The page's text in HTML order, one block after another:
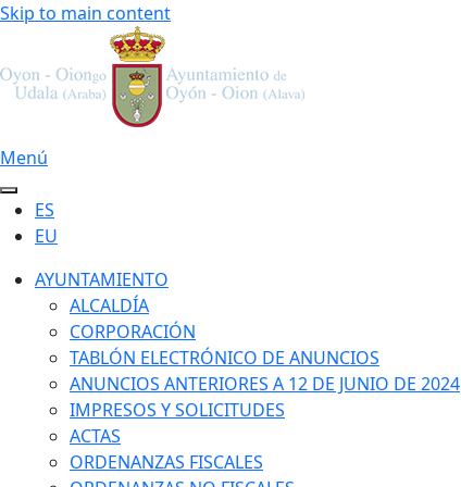
Skip to main content
Menú
ES
EU
AYUNTAMIENTO
ALCALDÍA
CORPORACIÓN
TABLÓN ELECTRÓNICO DE ANUNCIOS
ANUNCIOS ANTERIORES A 12 DE JUNIO DE 2024
IMPRESOS Y SOLICITUDES
ACTAS
ORDENANZAS FISCALES